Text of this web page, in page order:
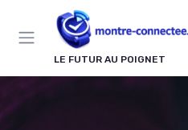
LE FUTUR AU POIGNET
Panneau de gestion des cookies